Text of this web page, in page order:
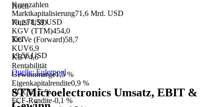
Kennzahlen
Marktkapitalisierung71,6 Mrd. USD
Kurs78,59 USD
KGV (TTM)454,0
KGVe (Forward)58,7
KUV6,9
KBV4,6
Rentabilität
Gewinnmarge1,5 %
Eigenkapitalrendite0,9 %
ROCE1,5 %
FCF-Rendite-0,1 %
Hoch
79,23 USD
Tief
19,56 USD
Quelle: Eulerpool
STMicroelectronics Umsatz, EBIT &